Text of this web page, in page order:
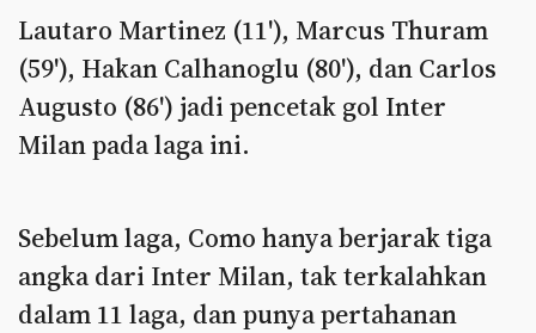
Lautaro Martinez (11'), Marcus Thuram
(59'), Hakan Calhanoglu (80'), dan Carlos
Augusto (86') jadi pencetak gol Inter
Milan pada laga ini.
Sebelum laga, Como hanya berjarak tiga
angka dari Inter Milan, tak terkalahkan
dalam 11 laga, dan punya pertahanan